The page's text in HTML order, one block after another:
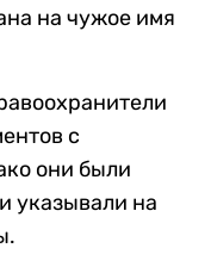
на чужое имя
с
они были
указывали на